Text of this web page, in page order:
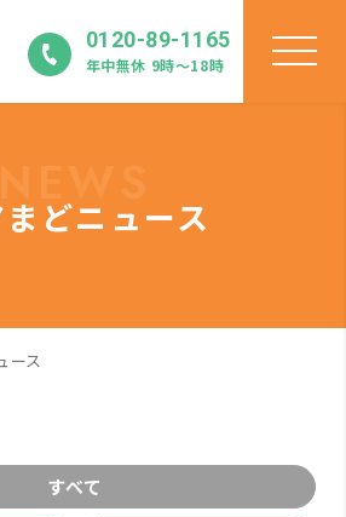
0120-89-1165
年中無休 9時〜18時
どニュース
ース
すべて